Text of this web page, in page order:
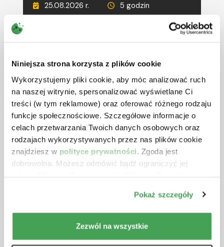
Niniejsza strona korzysta z plików cookie
Wykorzystujemy pliki cookie, aby móc analizować ruch
na naszej witrynie, spersonalizować wyświetlane Ci
treści (w tym reklamowe) oraz oferować różnego rodzaju
funkcje społecznościowe. Szczegółowe informacje o
celach przetwarzania Twoich danych osobowych oraz
rodzajach wykorzystywanych przez nas plików cookie
znajdziesz w polityce prywatności . Zgoda jest
dobrowolna. Możesz odmówić bądź ograniczyć jej
Pokaż szczegóły
Zezwól na wszystkie
25.08.2026 r.
5 godzin
oraz inne wybrane zagadnienia
Prowadzący:Aleksander Gniłka
26.08.2026 r.
590 zł
netto + VAT
RÓŻNE TERMINY
Deregulacja i uszczelnienie VAT
Michał Krawczyk
27.08.2026 r.
5 godzin
690 zł netto + VAT